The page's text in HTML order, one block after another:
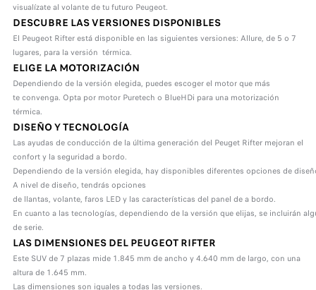
visualízate al volante de tu futuro Peugeot.
DESCUBRE LAS VERSIONES DISPONIBLES
El Peugeot Rifter está disponible en las siguientes versiones: Allure, de 5 o 7
lugares, para la versión térmica.
ELIGE LA MOTORIZACIÓN
Dependiendo de la versión elegida, puedes escoger el motor que más
te convenga. Opta por motor Puretech o BlueHDi para una motorización
térmica.
DISEÑO Y TECNOLOGÍA
Las ayudas de conducción de la última generación del Peuget Rifter mejoran el
confort y la seguridad a bordo.
Dependiendo de la versión elegida, hay disponibles diferentes opciones de
A nivel de diseño, tendrás opciones
de llantas, volante, faros LED y las características del panel de a bordo.
En cuanto a las tecnologías, dependiendo de la versión que elijas, se incluirán
de serie.
LAS DIMENSIONES DEL PEUGEOT RIFTER
Este SUV de 7 plazas mide 1.845 mm de ancho y 4.640 mm de largo, con una
altura de 1.645 mm.
Las dimensiones son iguales a todas las versiones.